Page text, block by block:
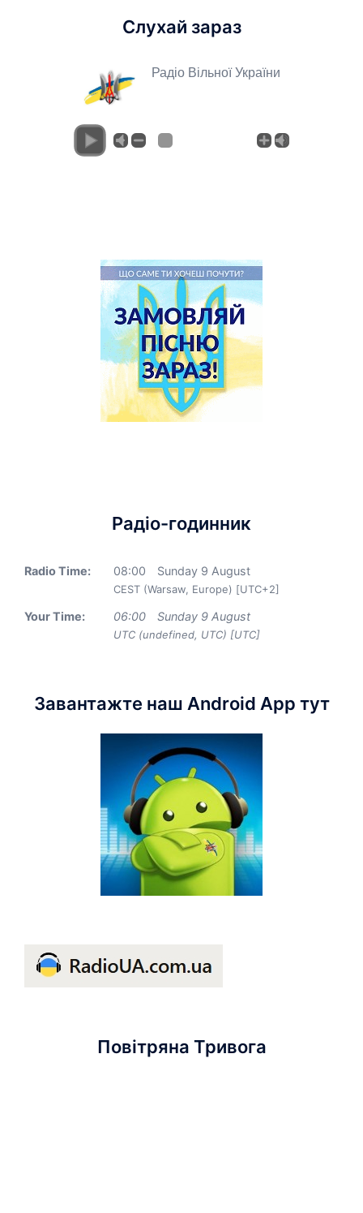
Слухай зараз
Радіо Вільної України
Радіо-годинник
Radio Time: 08:00 Sunday 9 August
CEST (Warsaw, Europe) [UTC+2]
Your Time: 06:00 Sunday 9 August
UTC (undefined, UTC) [UTC]
Завантажте наш Android App тут
Повітряна Тривога